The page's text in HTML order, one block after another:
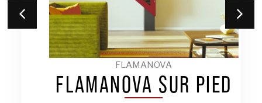
FLAMANOVA
FLAMANOVA SUR PIED